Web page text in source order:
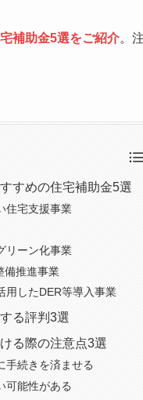
補助金5選をご紹介。
すめの住宅補助金5選
住宅支援事業
リーン化事業
備推進事業
用したDER等導入事業
る評判3選
る際の注意点3選
手続きを済ませる
可能性がある